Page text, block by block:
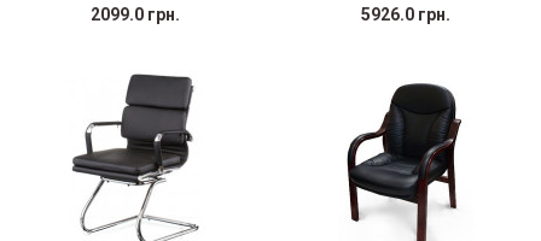
2099.0 грн.
5926.0 грн.